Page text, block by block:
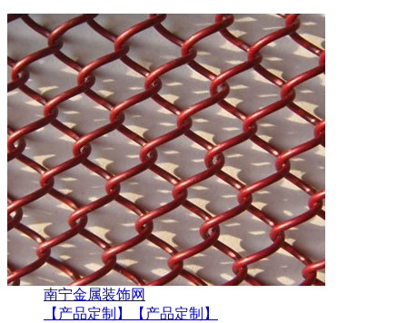
南宁金属装饰网
【产品定制】
【产品定制】